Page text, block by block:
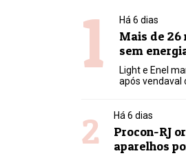
1 Há 6 dias
Mais de
sem
Light e Enel
após vendaval
2 Há 6 dias
Procon-RJ
aparelhos